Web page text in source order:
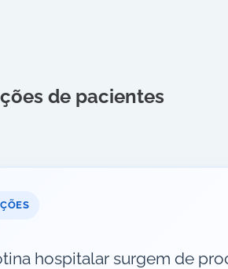
de pacientes
hospitalar surgem de